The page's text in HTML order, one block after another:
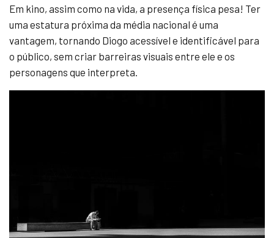
Em kino, assim como na vida, a presença física pesa! Ter
uma estatura próxima da média nacional é uma
vantagem, tornando Diogo acessível e identificável para
o público, sem criar barreiras visuais entre ele e os
personagens que interpreta.